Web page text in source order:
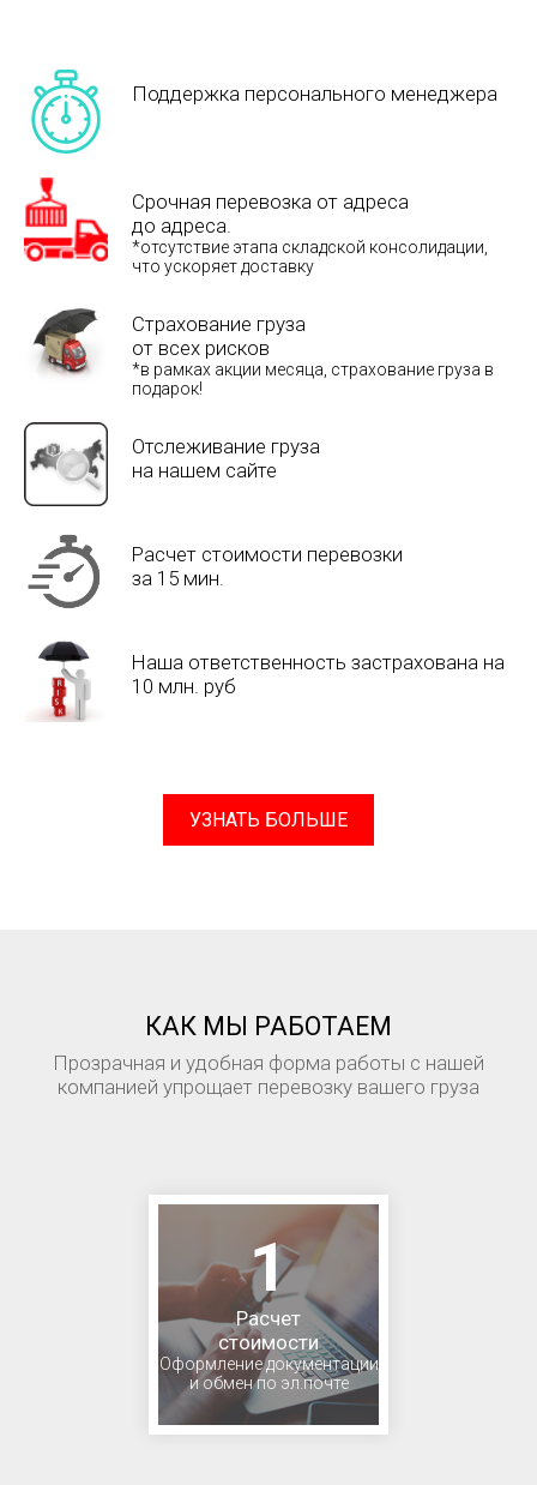
Поддержка персонального менеджера
Срочная перевозка от адреса
до адреса.
*отсутствие этапа складской консолидации,
что ускоряет доставку
Страхование груза
от всех рисков
*в рамках акции месяца, страхование груза в
подарок!
Отслеживание груза
на нашем сайте
Расчет стоимости перевозки
за 15 мин.
Наша ответственность застрахована на
10 млн. руб
УЗНАТЬ БОЛЬШЕ
КАК МЫ РАБОТАЕМ
Прозрачная и удобная форма работы с нашей
компанией упрощает перевозку вашего груза
1
Расчет
стоимости
Оформление документации
и обмен по эл.почте